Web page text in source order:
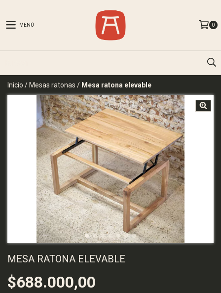
MENÚ 0
Inicio / Mesas ratonas / Mesa ratona elevable
MESA RATONA ELEVABLE
$688.000,00